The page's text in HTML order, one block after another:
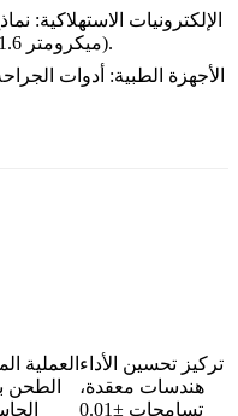
الإلكترونيات الاستهلاكية:
الآلي (CNC) لأغلفة الألمنيوم (Ra 1.6 ميكرومتر).
الأجهزة الطبية: أدوات
العملية تركيز تحسين الأداء
الطحن
هندسات معقدة،
تسامحات ±0.01